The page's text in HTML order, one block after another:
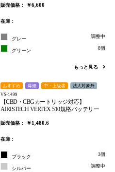
販売価格： ￥6,600
在庫：
グレー 調整中
グリーン 8個
もっと見る
おすすめ 爆煙 中・上級者
法人対象外
VS-1499
【CBD・CBGカートリッジ対応】
AIRISTECH VERTEX 510規格バッテリー
販売価格： ￥1,480.6
在庫：
ブラック 3個
シルバー 調整中